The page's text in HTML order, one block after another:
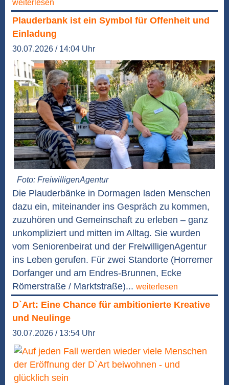
weiterlesen
Plauderbank ist ein Symbol für Offenheit und
Einladung
30.07.2026 / 14:04 Uhr
Foto: FreiwilligenAgentur
Die Plauderbänke in Dormagen laden Menschen
dazu ein, miteinander ins Gespräch zu kommen,
zuzuhören und Gemeinschaft zu erleben – ganz
unkompliziert und mitten im Alltag. Sie wurden
vom Seniorenbeirat und der FreiwilligenAgentur
ins Leben gerufen. Für zwei Standorte (Horremer
Dorfanger und am Endres-Brunnen, Ecke
Römerstraße / Marktstraße)... weiterlesen
D`Art: Eine Chance für ambitionierte Kreative
und Neulinge
30.07.2026 / 13:54 Uhr